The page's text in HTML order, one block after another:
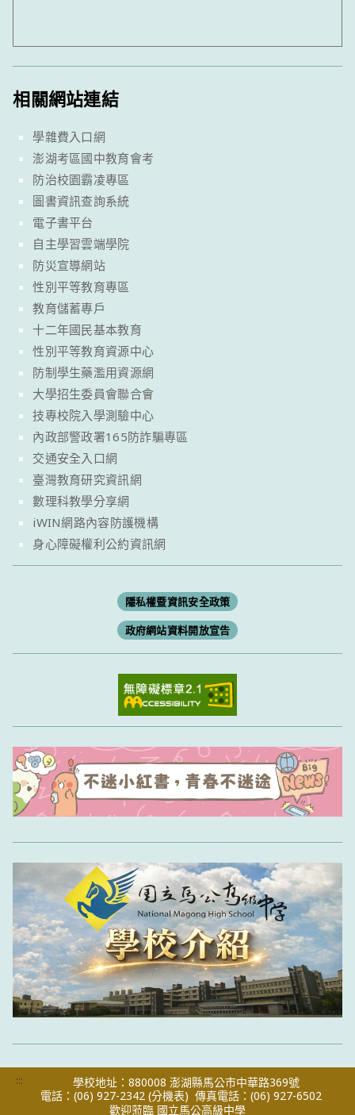
相關網站連結
學雜費入口網
澎湖考區國中教育會考
防治校園霸凌專區
圖書資訊查詢系統
電子書平台
自主學習雲端學院
防災宣導網站
性別平等教育專區
教育儲蓄專戶
十二年國民基本教育
性別平等教育資源中心
防制學生藥濫用資源網
大學招生委員會聯合會
技專校院入學測驗中心
內政部警政署165防詐騙專區
交通安全入口網
臺灣教育研究資訊網
數理科教學分享網
iWIN網路內容防護機構
身心障礙權利公約資訊網
隱私權暨資訊安全政策
政府網站資料開放宣告
:::
學校地址：880008 澎湖縣馬公市中華路369號
電話：(06) 927-2342 (分機表) 傳真電話：(06) 927-6502
歡迎蒞臨 國立馬公高級中學